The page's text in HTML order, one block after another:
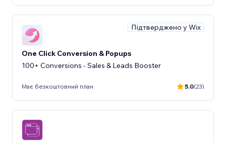
Підтверджено у Wix
One Click Conversion & Popups
100+ Conversions - Sales & Leads Booster
Має безкоштовний план 5.0(23)